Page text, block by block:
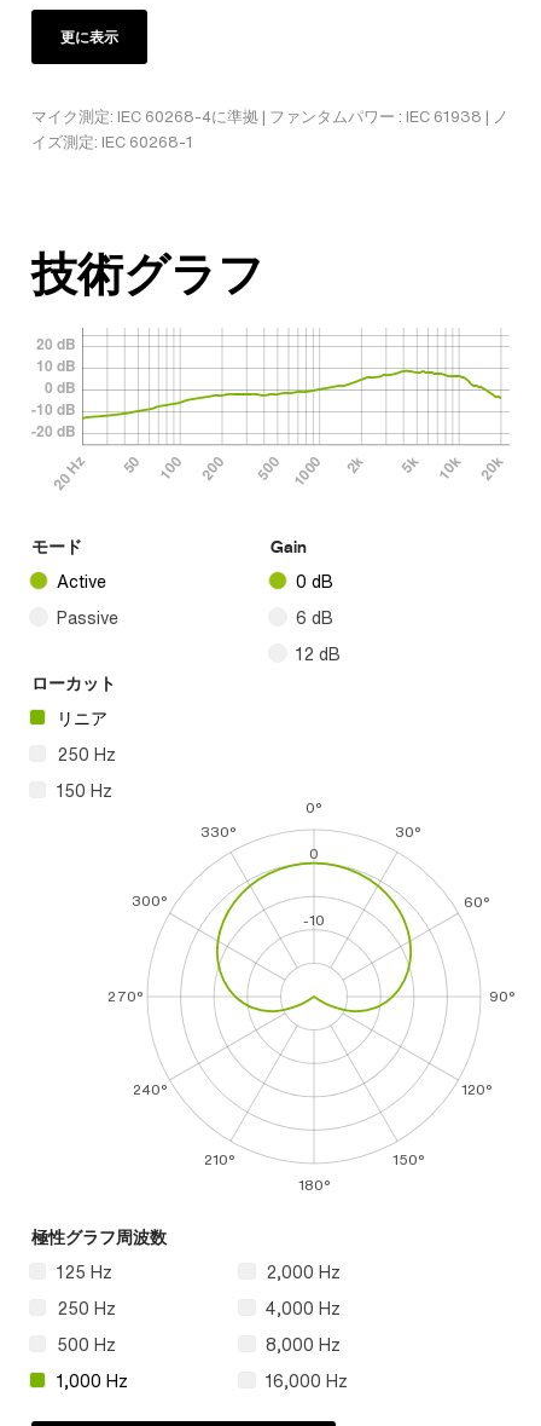
更に表示
マイク測定: IEC 60268-4に準拠 | ファンタムパワー : IEC 61938 | ノ
イズ測定: IEC 60268-1
技術グラフ
モード
Active
Passive
Gain
0 dB
6 dB
12 dB
ローカット
リニア
250 Hz
150 Hz
0°
30°
60°
90°
120°
150°
180°
210°
240°
270°
300°
330°
-10
0
極性グラフ周波数
125 Hz
250 Hz
500 Hz
1,000 Hz
2,000 Hz
4,000 Hz
8,000 Hz
16,000 Hz